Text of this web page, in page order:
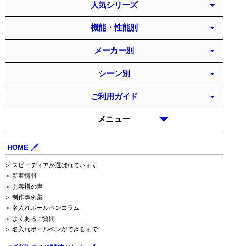
HOME
＞ スピーディアが選ばれています
＞ 新着情報
＞ お客様の声
＞ 制作事例集
＞ 名入れボールペンコラム
＞ よくあるご質問
＞ 名入れボールペンができるまで
メニュー
人気シリーズ
機能・性能別
メーカー別
シーン別
ご利用ガイド